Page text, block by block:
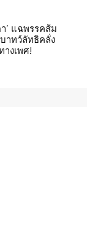
’ แฉพรรคส้ม
าทว์ลัทธิคลั่ง
างเพศ!